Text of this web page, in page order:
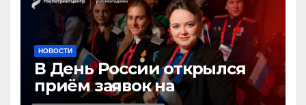
НОВОСТИ
В День России открылся
приём заявок на